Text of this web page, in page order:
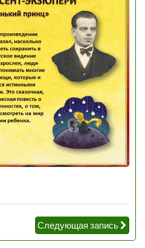
Следующая запись